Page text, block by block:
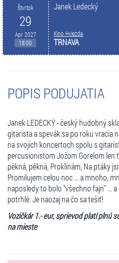
Štvrtok
29
Apr 2027
18:00
Janek Ledecký
Kino Hviezda
TRNAVA
POPIS PODUJATIA
Janek LEDECKÝ - český hudobný
gitarista a spevák sa po roku vracia
na svojich koncertoch spolu s
percusionistom Jožom Gorelom len
pěkná, pěkná, Proklínám, Na ptáky
Promilujem celou noc ... a mnoho,
naposledy to bolo "všechno fajn" ...
potrhlé. Je naozaj na čo sa tešiť!
Vozičkár 1.- eur, sprievod platí plnú
na mieste